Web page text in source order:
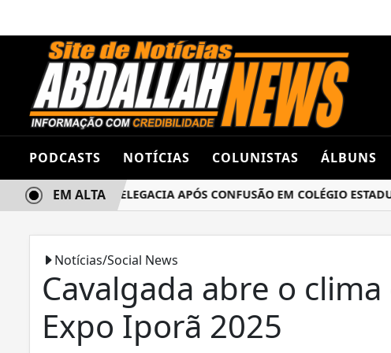
PODCASTS NOTÍCIAS COLUNISTAS ÁLBUNS
TERMINA NA DELEGACIA APÓS CONFUSÃO EM COLÉGIO ESTADUAL
EM ALTA
Notícias/Social News
Cavalgada abre o
Expo Iporã 2025